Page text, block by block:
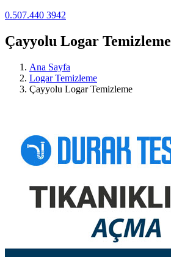
0.507.440 3942
Çayyolu Logar Temizleme
Ana Sayfa
Logar Temizleme
Çayyolu Logar Temizleme